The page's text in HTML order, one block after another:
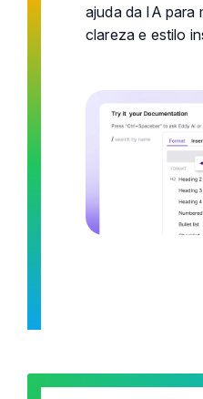
ajuda da IA para
clareza e estilo